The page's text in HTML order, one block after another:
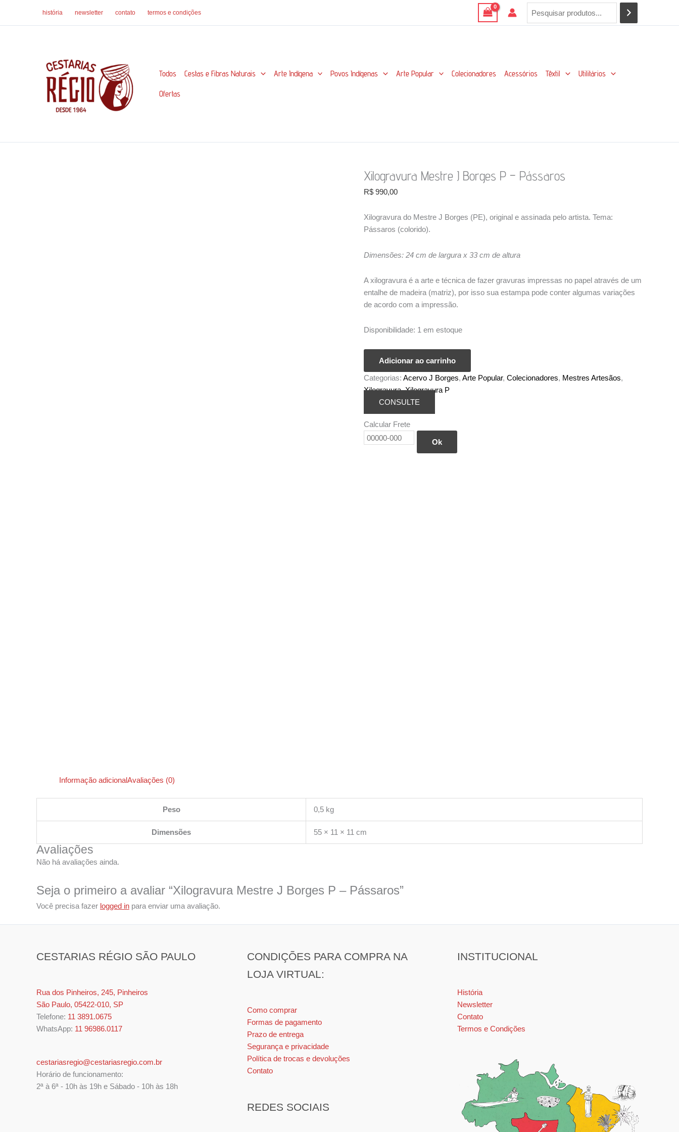
história newsletter contato termos e condições
Todos Cestas e Fibras Naturais Arte Indígena Povos Indígenas Arte Popular Colecionadores Acessórios Têxtil Utilitários
Ofertas
Xilogravura Mestre J Borges P – Pássaros
R$ 990,00
Xilogravura do Mestre J Borges (PE), original e assinada pelo artista. Tema:
Pássaros (colorido).
Dimensões: 24 cm de largura x 33 cm de altura
A xilogravura é a arte e técnica de fazer gravuras impressas no papel através de um
entalhe de madeira (matriz), por isso sua estampa pode conter algumas variações
de acordo com a impressão.
Disponibilidade: 1 em estoque
J
Borges
-
Pássaros
quantidade
Adicionar ao carrinho
Categorias: Acervo J Borges, Arte Popular, Colecionadores, Mestres Artesãos,
Xilogravura,Xilogravura P
CONSULTE
Calcular Frete
Ok
Informação adicionalAvaliações (0)
Peso 0,5 kg
Dimensões 55 × 11 × 11 cm
Avaliações
Não há avaliações ainda.
Seja o primeiro a avaliar “Xilogravura Mestre J Borges P – Pássaros”
Você precisa fazer logged in para enviar uma avaliação.
CESTARIAS RÉGIO SÃO PAULO
Rua dos Pinheiros, 245, Pinheiros
São Paulo, 05422-010, SP
Telefone: 11 3891.0675
WhatsApp: 11 96986.0117
cestariasregio@cestariasregio.com.br
Horário de funcionamento:
2ª à 6ª - 10h às 19h e Sábado - 10h às 18h
CONDIÇÕES PARA COMPRA NA
LOJA VIRTUAL:
Como comprar
Formas de pagamento
Prazo de entrega
Segurança e privacidade
Política de trocas e devoluções
Contato
REDES SOCIAIS
INSTITUCIONAL
História
Newsletter
Contato
Termos e Condições